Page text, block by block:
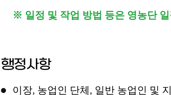
※ 일정 및 작업 방법 등은 영농단
행정사항
이장, 농업인 단체, 일반 농업인 및